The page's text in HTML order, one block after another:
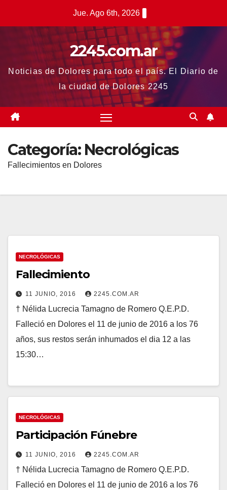
Jue. Ago 6th, 2026
2245.com.ar
Noticias de Dolores para todo el país. El Diario de
la ciudad de Dolores 2245
Categoría: Necrológicas
Fallecimientos en Dolores
NECROLÓGICAS
Fallecimiento
11 JUNIO, 2016 2245.COM.AR
† Nélida Lucrecia Tamagno de Romero Q.E.P.D.
Falleció en Dolores el 11 de junio de 2016 a los 76
años, sus restos serán inhumados el dia 12 a las
15:30…
NECROLÓGICAS
Participación Fúnebre
11 JUNIO, 2016 2245.COM.AR
† Nélida Lucrecia Tamagno de Romero Q.E.P.D.
Falleció en Dolores el 11 de junio de 2016 a los 76